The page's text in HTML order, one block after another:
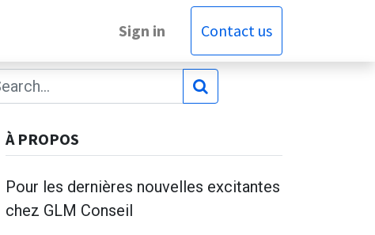
Sign in Contact us
À PROPOS
Pour les dernières nouvelles excitantes
chez GLM Conseil